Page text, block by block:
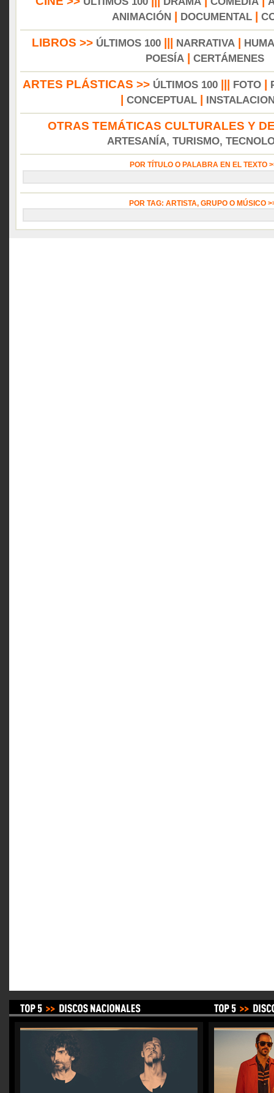
ANIMACIÓN
DOCUMENTAL|
LIBROS >> ÚLTIMOS 100 NARRATIVA
POESÍA| CERTÁMENES
ARTES PLÁSTICAS >> ÚLTIMOS 100 FOTO
CONCEPTUAL
OTRAS TEMÁTICAS CULTURALES Y
ARTESANÍA, TURISMO,
POR TÍTULO O PALABRA EN EL TEXTO
POR TAG: ARTISTA, GRUPO O MÚSICO